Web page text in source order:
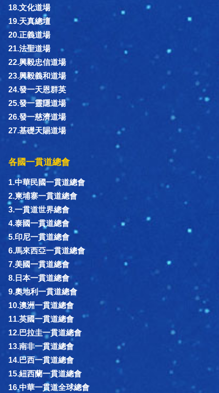
18.文化道場
19.天真總壇
20.正義道場
21.法聖道場
22.興毅忠信道場
23.興毅義和道場
24.發一天恩群英
25.發一靈隱道場
26.發一慈濟道場
27.基礎天賜道場
各國一貫道總會
1.中華民國一貫道總會
2.柬埔寨一貫道總會
3.一貫道世界總會
4.泰國一貫道總會
5.印尼一貫道總會
6.馬來西亞一貫道總會
7.美國一貫道總會
8.日本一貫道總會
9.奧地利一貫道總會
10.澳洲一貫道總會
11.英國一貫道總會
12.巴拉圭一貫道總會
13.南非一貫道總會
14.巴西一貫道總會
15.紐西蘭一貫道總會
16.中華一貫道全球總會